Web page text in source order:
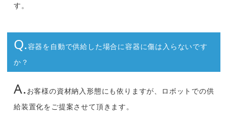
す。
Q.容器を自動で供給した場合に容器に傷は入らないです
か？
A. お客様の資材納入形態にも依りますが、ロボットでの供
給装置化をご提案させて頂きます。